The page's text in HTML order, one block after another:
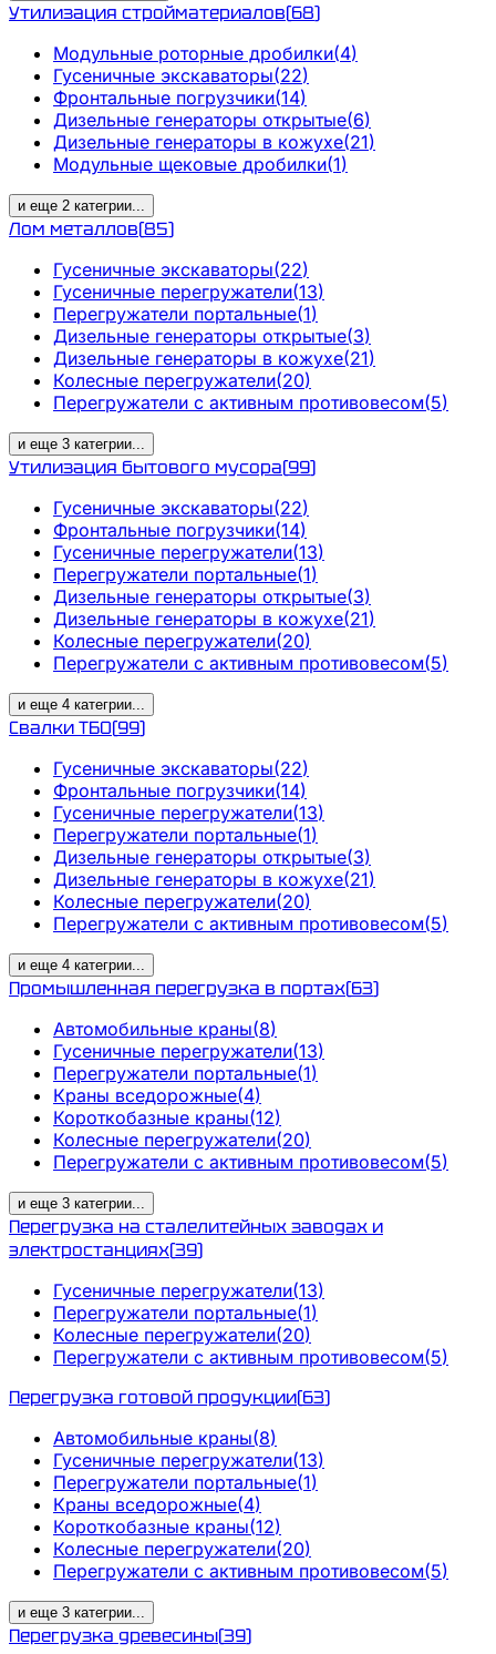
Утилизация стройматериалов(68)
Модульные роторные дробилки(4)
Гусеничные экскаваторы(22)
Фронтальные погрузчики(14)
Дизельные генераторы открытые(6)
Дизельные генераторы в кожухе(21)
Модульные щековые дробилки(1)
и еще 2 категрии...
Лом металлов(85)
Гусеничные экскаваторы(22)
Гусеничные перегружатели(13)
Перегружатели портальные(1)
Дизельные генераторы открытые(3)
Дизельные генераторы в кожухе(21)
Колесные перегружатели(20)
Перегружатели с активным противовесом(5)
и еще 3 категрии...
Утилизация бытового мусора(99)
Гусеничные экскаваторы(22)
Фронтальные погрузчики(14)
Гусеничные перегружатели(13)
Перегружатели портальные(1)
Дизельные генераторы открытые(3)
Дизельные генераторы в кожухе(21)
Колесные перегружатели(20)
Перегружатели с активным противовесом(5)
и еще 4 категрии...
Свалки ТБО(99)
Гусеничные экскаваторы(22)
Фронтальные погрузчики(14)
Гусеничные перегружатели(13)
Перегружатели портальные(1)
Дизельные генераторы открытые(3)
Дизельные генераторы в кожухе(21)
Колесные перегружатели(20)
Перегружатели с активным противовесом(5)
и еще 4 категрии...
Промышленная перегрузка в портах(63)
Автомобильные краны(8)
Гусеничные перегружатели(13)
Перегружатели портальные(1)
Краны вседорожные(4)
Короткобазные краны(12)
Колесные перегружатели(20)
Перегружатели с активным противовесом(5)
и еще 3 категрии...
Перегрузка на сталелитейных заводах и
электростанциях(39)
Гусеничные перегружатели(13)
Перегружатели портальные(1)
Колесные перегружатели(20)
Перегружатели с активным противовесом(5)
Перегрузка готовой продукции(63)
Автомобильные краны(8)
Гусеничные перегружатели(13)
Перегружатели портальные(1)
Краны вседорожные(4)
Короткобазные краны(12)
Колесные перегружатели(20)
Перегружатели с активным противовесом(5)
и еще 3 категрии...
Перегрузка древесины(39)